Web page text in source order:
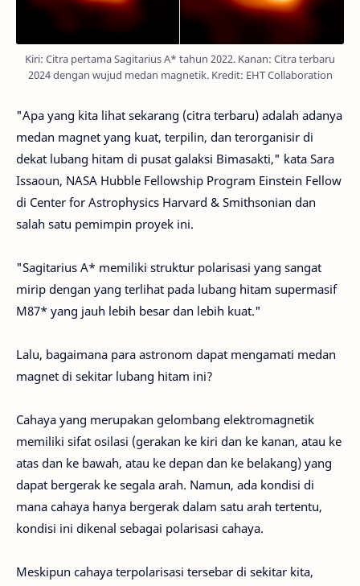
Kiri: Citra pertama Sagitarius A* tahun 2022. Kanan: Citra terbaru
2024 dengan wujud medan magnetik. Kredit: EHT Collaboration
"Apa yang kita lihat sekarang (citra terbaru) adalah adanya
medan magnet yang kuat, terpilin, dan terorganisir di
dekat lubang hitam di pusat galaksi Bimasakti," kata Sara
Issaoun, NASA Hubble Fellowship Program Einstein Fellow
di Center for Astrophysics Harvard & Smithsonian dan
salah satu pemimpin proyek ini.
"Sagitarius A* memiliki struktur polarisasi yang sangat
mirip dengan yang terlihat pada lubang hitam supermasif
M87* yang jauh lebih besar dan lebih kuat."
Lalu, bagaimana para astronom dapat mengamati medan
magnet di sekitar lubang hitam ini?
Cahaya yang merupakan gelombang elektromagnetik
memiliki sifat osilasi (gerakan ke kiri dan ke kanan, atau ke
atas dan ke bawah, atau ke depan dan ke belakang) yang
dapat bergerak ke segala arah. Namun, ada kondisi di
mana cahaya hanya bergerak dalam satu arah tertentu,
kondisi ini dikenal sebagai polarisasi cahaya.
Meskipun cahaya terpolarisasi tersebar di sekitar kita,